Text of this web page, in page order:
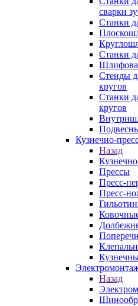
сварки
Станки
Станки
Стенды
кругов
Станки
кругов
Кузнечно-
Назад
Прессы
Пресс-
Пресс-
Назад